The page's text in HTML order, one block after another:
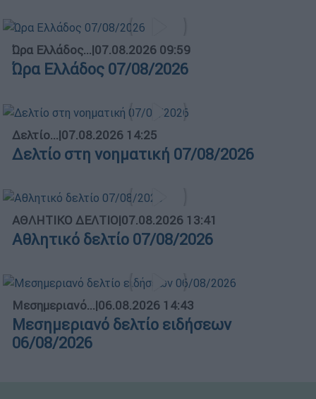
Ώρα Ελλάδος...|07.08.2026 09:59
Ώρα Ελλάδος 07/08/2026
Δελτίο...|07.08.2026 14:25
Δελτίο στη νοηματική 07/08/2026
ΑΘΛΗΤΙΚΟ ΔΕΛΤΙΟ|07.08.2026 13:41
Αθλητικό δελτίο 07/08/2026
Μεσημεριανό...|06.08.2026 14:43
Μεσημεριανό δελτίο ειδήσεων
06/08/2026